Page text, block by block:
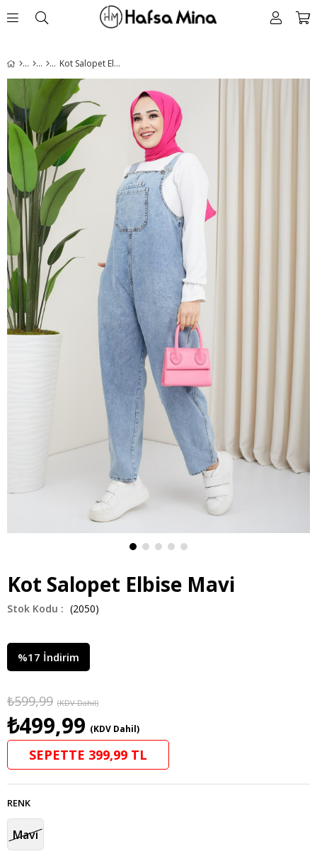
Kot Salopet Elbise Mavi
Kot Salopet Elbise Mavi
(2050)
%17 İndirim
₺599,99 (KDV Dahil)
₺499,99 (KDV Dahil)
SEPETTE 399,99 TL
RENK
Mavi